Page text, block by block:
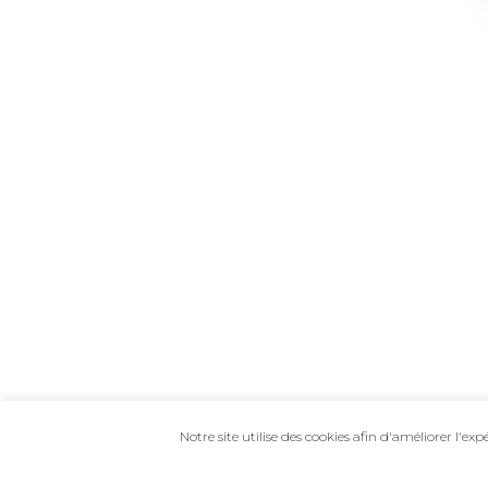
Notre site utilise des cookies afin d'améliorer